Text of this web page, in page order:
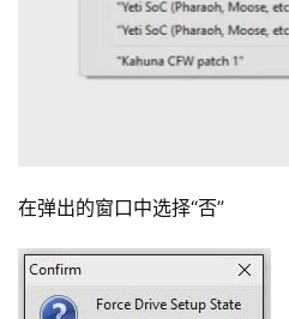
在弹出的窗口中选择“否”